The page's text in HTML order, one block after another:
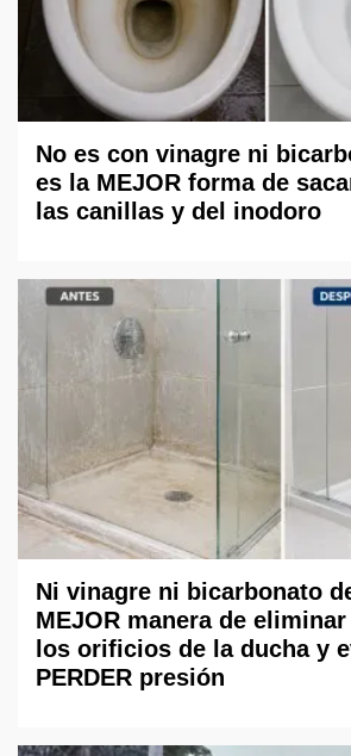
No es con vinagre ni
es la MEJOR forma de
las canillas y del inodoro
Ni vinagre ni bicarbonato
MEJOR manera de
los orificios de la ducha y
PERDER presión